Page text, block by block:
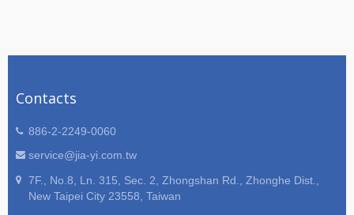
Contacts
886-2-2249-0060
service@jia-yi.com.tw
7F., No.8, Ln. 315, Sec. 2, Zhongshan Rd., Zhonghe Dist.,
New Taipei City 23558, Taiwan